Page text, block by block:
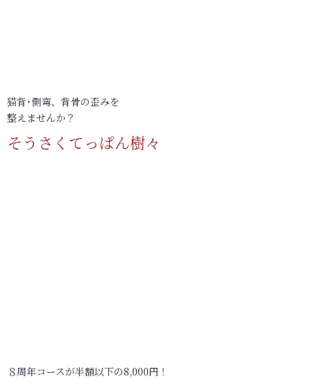
猫背･側弯、背骨の歪みを
整えませんか？
そうさくてっぱん樹々
８周年コースが半額以下の8,000円！